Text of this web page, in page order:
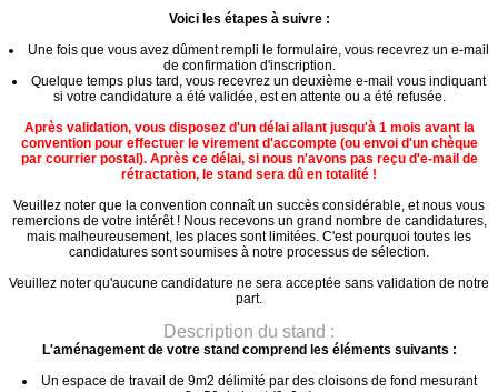
Voici les étapes à suivre :
Une fois que vous avez dûment rempli le formulaire, vous recevrez un e-mail
de confirmation d'inscription.
Quelque temps plus tard, vous recevrez un deuxième e-mail vous indiquant
si votre candidature a été validée, est en attente ou a été refusée.
Après validation, vous disposez d'un délai allant jusqu'à 1 mois avant la
convention pour effectuer le virement d'accompte (ou envoi d'un chèque
par courrier postal). Après ce délai, si nous n'avons pas reçu d'e-mail de
rétractation, le stand sera dû en totalité !
Veuillez noter que la convention connaît un succès considérable, et nous vous
remercions de votre intérêt ! Nous recevons un grand nombre de candidatures,
mais malheureusement, les places sont limitées. C'est pourquoi toutes les
candidatures sont soumises à notre processus de sélection.
Veuillez noter qu'aucune candidature ne sera acceptée sans validation de notre
part.
Description du stand :
L'aménagement de votre stand comprend les éléments suivants :
Un espace de travail de 9m2 délimité par des cloisons de fond mesurant